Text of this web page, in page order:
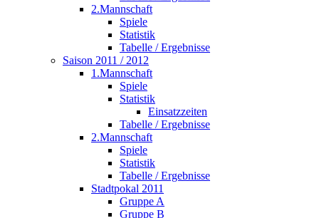
2.Mannschaft
Spiele
Statistik
Tabelle / Ergebnisse
Saison 2011 / 2012
1.Mannschaft
Spiele
Statistik
Einsatzzeiten
Tabelle / Ergebnisse
2.Mannschaft
Spiele
Statistik
Tabelle / Ergebnisse
Stadtpokal 2011
Gruppe A
Gruppe B